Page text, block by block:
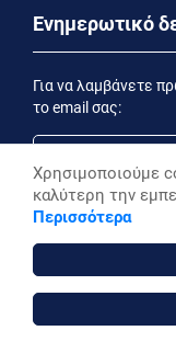
Ενημερωτικό
Για να λαμβάνετε
το email σας:
Εγγραφή
Έχοντας
επιθυμώ να
Χρησιμοποιούμε
καλύτερη την
Περισσότερα